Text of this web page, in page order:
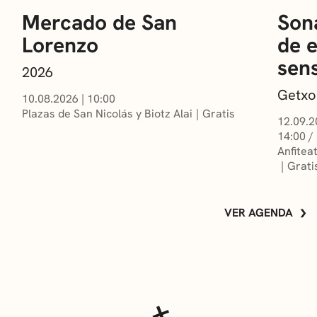
Mercado de San
Lorenzo
2026
10.08.2026 | 10:00
Plazas de San Nicolás y Biotz Alai
Gratis
de
14:00 /
VER AGENDA